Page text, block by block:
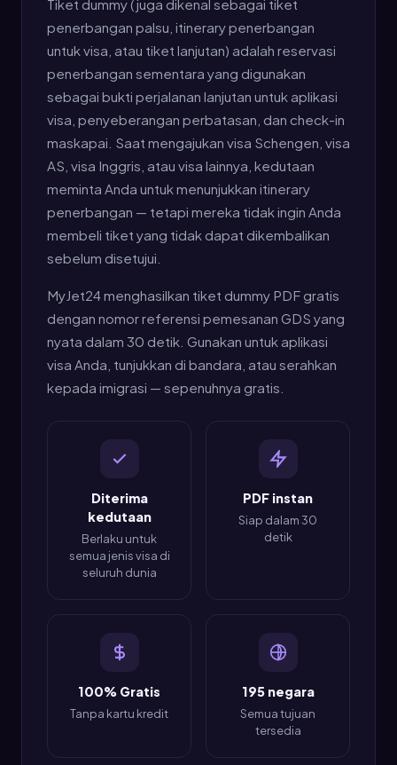
Tiket dummy (juga dikenal sebagai tiket
penerbangan palsu, itinerary penerbangan
untuk visa, atau tiket lanjutan) adalah reservasi
penerbangan sementara yang digunakan
sebagai bukti perjalanan lanjutan untuk aplikasi
visa, penyeberangan perbatasan, dan check-in
maskapai. Saat mengajukan visa Schengen, visa
AS, visa Inggris, atau visa lainnya, kedutaan
meminta Anda untuk menunjukkan itinerary
penerbangan — tetapi mereka tidak ingin Anda
membeli tiket yang tidak dapat dikembalikan
sebelum disetujui.
MyJet24 menghasilkan tiket dummy PDF gratis
dengan nomor referensi pemesanan GDS yang
nyata dalam 30 detik. Gunakan untuk aplikasi
visa Anda, tunjukkan di bandara, atau serahkan
kepada imigrasi — sepenuhnya gratis.
Diterima
kedutaan
Berlaku untuk
semua jenis visa di
seluruh dunia
PDF instan
Siap dalam 30
detik
100% Gratis
Tanpa kartu kredit
195 negara
Semua tujuan
tersedia